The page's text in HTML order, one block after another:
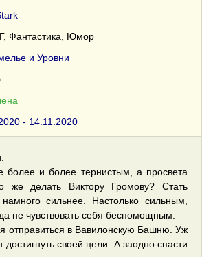
Фантастика, Юмор
и Уровни
- 14.11.2020
более и более тернистым, а просвета
же делать Виктору Громову? Стать
сильнее. Настолько сильным,
не чувствовать себя беспомощным.
отправиться в Вавилонскую Башню. Уж
своей цели. А заодно спасти